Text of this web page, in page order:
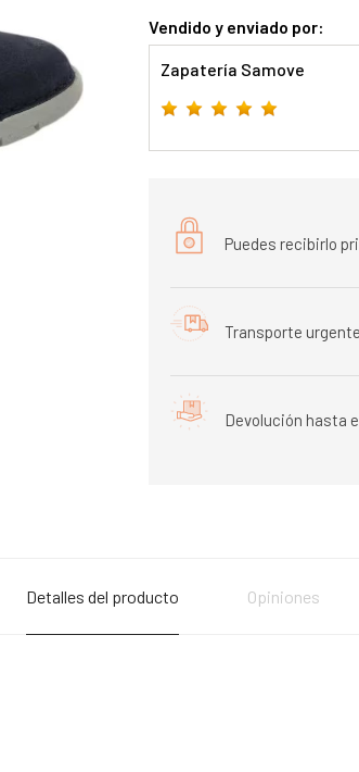
Vendido y enviado por:
Zapatería Samove
Puedes recibirlo
Transporte
Devolución hasta
Detalles del producto Opiniones